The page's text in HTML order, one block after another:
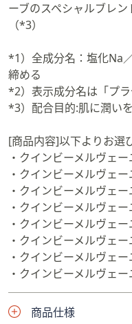
ーブのスペシャルブレ
（*3）
*1）全成分名：塩化Na
締める
*2）表示成分名は「プラ
*3）配合目的:肌に潤い
[商品内容]以下よりお選
・クインビーメルヴェ
・クインビーメルヴェ
・クインビーメルヴェ
・クインビーメルヴェ
・クインビーメルヴェ
・クインビーメルヴェ
・クインビーメルヴェ
・クインビーメルヴェ
商品仕様